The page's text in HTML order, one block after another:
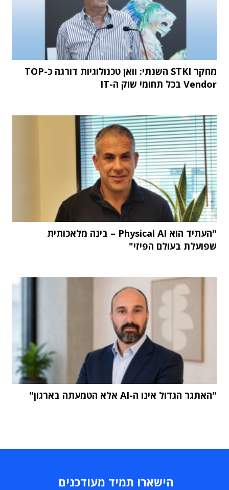
מחקר STKI השנתי: וואן טכנולוגיות דורגה כ-TOP
Vendor בכל תחומי שוק ה-IT
"העתיד הוא Physical AI – בינה מלאכותית
שפועלת בעולם הפיזי"
"האתגר הגדול אינו ה-AI אלא הטמעתה בארגון"
הישארו תמיד מעודכנים